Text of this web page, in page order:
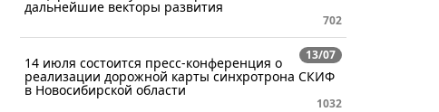
дальнейшие векторы развития
702
13/07
14 июля состоится пресс-конференция о
реализации дорожной карты синхротрона СКИФ
в Новосибирской области
1032